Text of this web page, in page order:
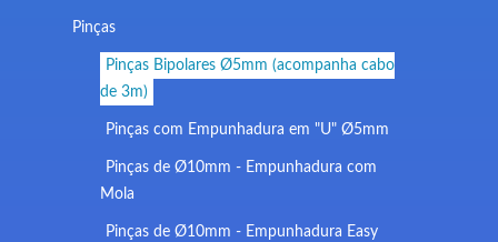
Pinças
Pinças Bipolares Ø5mm (acompanha cabo
de 3m)
Pinças com Empunhadura em "U" Ø5mm
Pinças de Ø10mm - Empunhadura com
Mola
Pinças de Ø10mm - Empunhadura Easy